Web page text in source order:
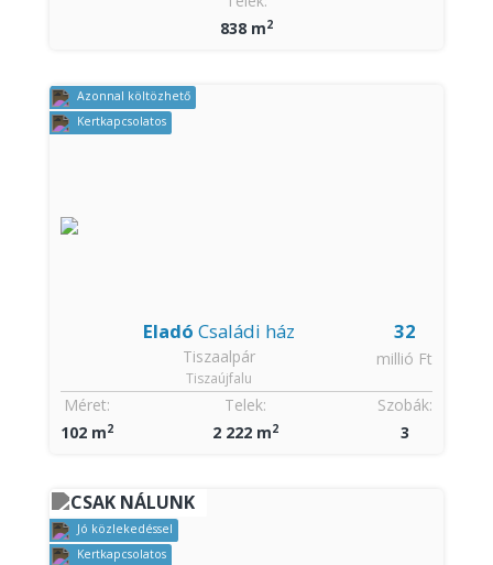
838 m2
Azonnal költözhető
Kertkapcsolatos
32
millió Ft
Eladó Családi ház
Tiszaalpár
Tiszaújfalu
Szobák:
3
Méret:
102 m2
Telek:
2 222 m2
CSAK NÁLUNK
Jó közlekedéssel
Kertkapcsolatos